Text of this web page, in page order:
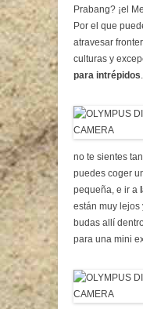
Prabang? ¡el
Por el que
atravesar
culturas y
para intrépidos.
no te sientes
puedes coger
pequeña, e ir a
están muy lejos
budas allí
para una mini